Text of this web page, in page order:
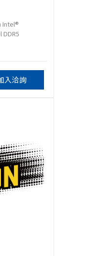
Intel®
DDR5
入洽詢